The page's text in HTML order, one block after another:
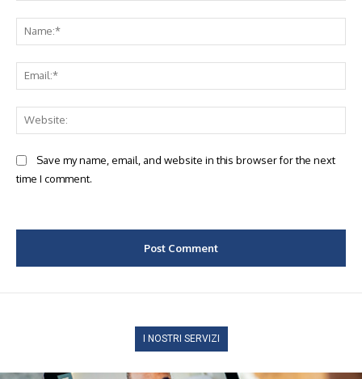
Save my name, email, and website in this browser for the next
time I comment.
I NOSTRI SERVIZI